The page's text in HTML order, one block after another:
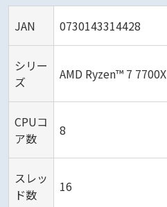
JAN 0730143314428
シリー
ズ
AMD Ryzen™ 7 7700X
CPUコ
ア数
8
スレッ
ド数
16